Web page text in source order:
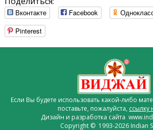
Вконтакте Facebook
Pinterest
Если Вы будете использовать какой-либо
поставьте, пожалуйста, ссылку
Дизайн и разработка сайта
Copyright © 1993-2026 Indian